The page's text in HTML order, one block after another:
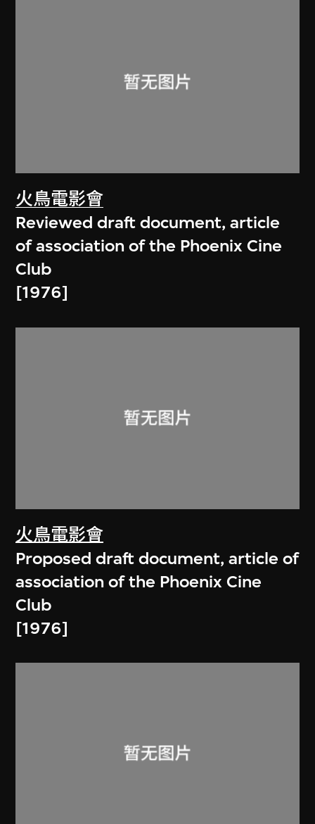
火鳥電影會
Reviewed draft document, article
of association of the Phoenix Cine
Club
[1976]
火鳥電影會
Proposed draft document, article of
association of the Phoenix Cine
Club
[1976]